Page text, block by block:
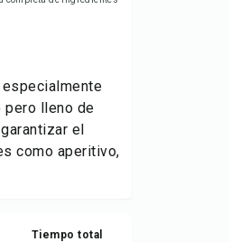
pero lleno de
el
como aperitivo,
Tiempo total